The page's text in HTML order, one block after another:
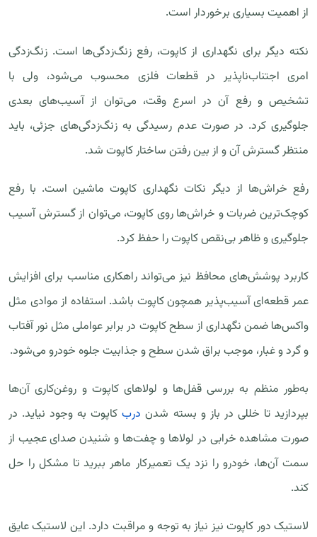
از اهمیت بسیاری برخوردار است.
نکته دیگر برای نگهداری از کاپوت، رفع زنگ‌زدگی‌ها است. زنگ‌زدگی
امری اجتناب‌ناپذیر در قطعات فلزی محسوب می‌شود، ولی با
تشخیص و رفع آن در اسرع وقت، می‌توان از آسیب‌های بعدی
جلوگیری کرد. در صورت عدم رسیدگی به زنگ‌زدگی‌های جزئی، باید
منتظر گسترش آن و از بین رفتن ساختار کاپوت شد.
رفع خراش‌ها از دیگر نکات نگهداری کاپوت ماشین است. با رفع
کوچک‌ترین ضربات و خراش‌ها روی کاپوت، می‌توان از گسترش آسیب
جلوگیری و ظاهر بی‌نقص کاپوت را حفظ کرد.
کاربرد پوشش‌های محافظ نیز می‌تواند راهکاری مناسب برای افزایش
عمر قطعه‌ای آسیب‌پذیر همچون کاپوت باشد. استفاده از موادی مثل
واکس‌ها ضمن نگهداری از سطح کاپوت در برابر عواملی مثل نور آفتاب
و گرد و غبار، موجب براق شدن سطح و جذابیت جلوه خودرو می‌شود‌.
به‌طور منظم به بررسی قفل‌ها و لولاهای کاپوت و روغن‌کاری آن‌ها
بپردازید تا خللی در باز و بسته شدن دربکاپوت به وجود نیاید. در
صورت مشاهده خرابی در لولاها و چفت‌ها و شنیدن صدای عجیب از
سمت آن‌ها، خودرو را نزد یک تعمیرکار ماهر ببرید تا مشکل را حل
کند.
لاستیک دور کاپوت نیز نیاز به توجه و مراقبت دارد. این لاستیک عایق